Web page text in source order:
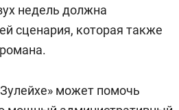
недель должна
сценария, которая также
может помочь